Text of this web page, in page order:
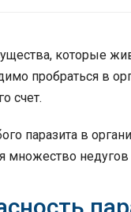
которые
пробраться в
счет.
паразита в
множество